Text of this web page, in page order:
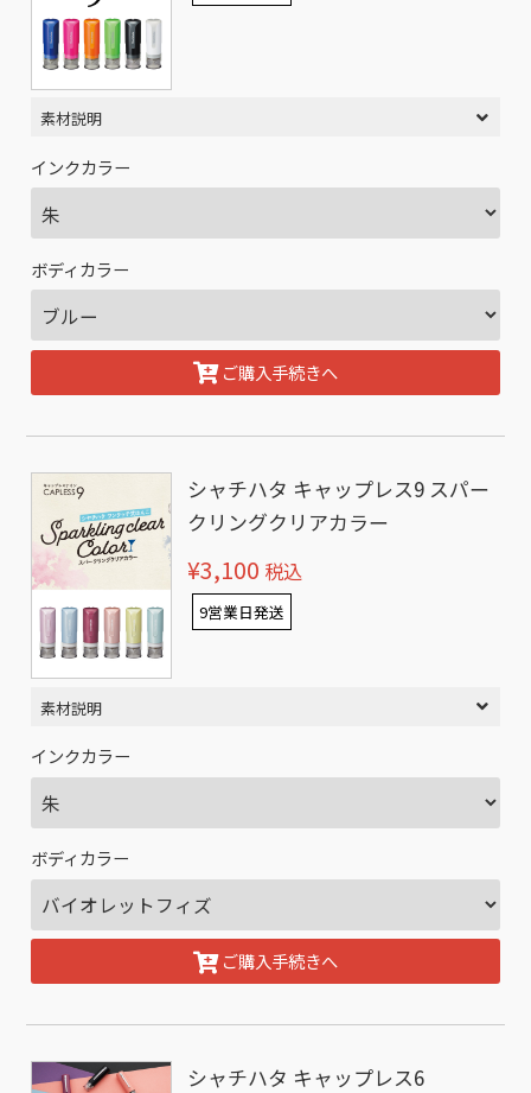
素材説明
インクカラー
ボディカラー
ご購入手続きへ
シャチハタ キャップレス9 スパー
クリングクリアカラー
¥3,100 税込
9営業日発送
素材説明
インクカラー
ボディカラー
ご購入手続きへ
シャチハタ キャップレス6